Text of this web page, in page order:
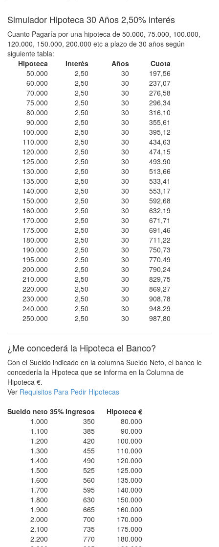
Simulador Hipoteca 30 Años 2,50% interés
Cuanto Pagaría por una hipoteca de 50.000, 75.000, 100.000,
120.000, 150.000, 200.000 etc a plazo de 30 años según
siguiente tabla:
Hipoteca
Interés Años
Cuota
50.000
2,50 30
197,56
60.000
2,50 30
237,07
70.000
2,50 30
276,58
75.000
2,50 30
296,34
80.000
2,50 30
316,10
90.000
2,50 30
355,61
100.000
2,50 30
395,12
110.000
2,50 30
434,63
120.000
2,50 30
474,15
125.000
2,50 30
493,90
130.000
2,50 30
513,66
135.000
2,50 30
533,41
140.000
2,50 30
553,17
150.000
2,50 30
592,68
160.000
2,50 30
632,19
170.000
2,50 30
671,71
175.000
2,50 30
691,46
180.000
2,50 30
711,22
190.000
2,50 30
750,73
195.000
2,50 30
770,49
200.000
2,50 30
790,24
210.000
2,50 30
829,75
220.000
2,50 30
869,27
230.000
2,50 30
908,78
240.000
2,50 30
948,29
250.000
2,50 30 987,80
¿Me concederá la Hipoteca el Banco?
Con el Sueldo indicado en la columna Sueldo Neto, el banco le
concedería la Hipoteca que se informa en la Columna de
Hipoteca €.
Ver Requisitos Para Pedir Hipotecas
Sueldo neto 35% Ingresos
Hipoteca €
1.000
350
80.000
1.100
385
90.000
1.200
420
100.000
1.300
455
110.000
1.400
490
120.000
1.500
525
125.000
1.600
560
135.000
1.700
595
140.000
1.800
630
150.000
1.900
665
160.000
2.000
700
170.000
2.100
735
175.000
2.200
770
180.000